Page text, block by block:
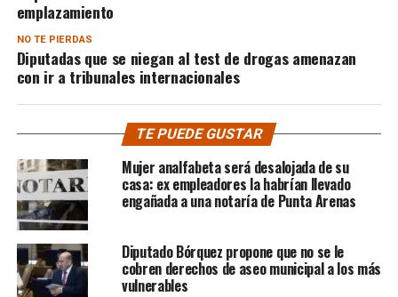
emplazamiento
NO TE PIERDAS
Diputadas que se niegan al test de drogas amenazan
con ir a tribunales internacionales
TE PUEDE GUSTAR
Mujer analfabeta será desalojada de su
casa: ex empleadores la habrían llevado
engañada a una notaría de Punta Arenas
Diputado Bórquez propone que no se le
cobren derechos de aseo municipal a los más
vulnerables